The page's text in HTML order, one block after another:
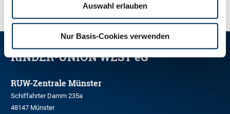
Auswahl erlauben
Nur Basis-Cookies verwenden
RINDER-UNION WEST eG
RUW-Zentrale Münster
Schiffahrter Damm 235a
48147 Münster